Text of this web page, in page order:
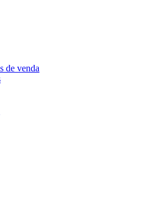
de venda